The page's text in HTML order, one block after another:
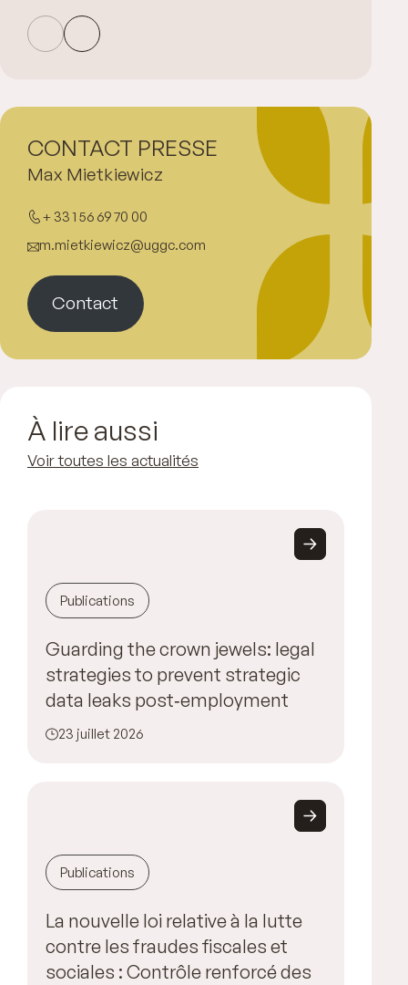
Max Mietkiewicz
+ 33 1 56 69 70 00
m.mietkiewicz@uggc.com
Contact
CONTACT PRESSE
À lire aussi
Voir toutes les actualités
Publications
Guarding the crown jewels: legal
strategies to prevent strategic
data leaks post‑employment
23 juillet 2026
Publications
La nouvelle loi relative à la lutte
contre les fraudes fiscales et
sociales : Contrôle renforcé des